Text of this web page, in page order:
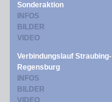
Sonderaktion
INFOS
BILDER
VIDEO
Verbindungslauf Straubing-
Regensburg
INFOS
BILDER
VIDEO